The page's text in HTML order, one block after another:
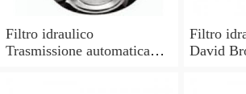
Filtro idraulico
Trasmissione automatica
Filtro
David